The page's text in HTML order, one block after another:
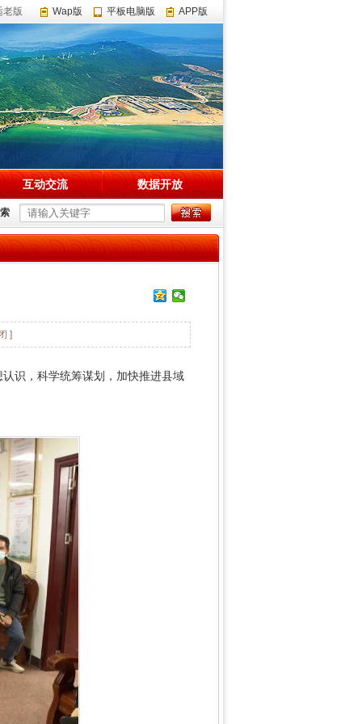
老版 Wap版 平板电脑版 APP版
互动交流 数据开放
]
识，科学统筹谋划，加快推进县域